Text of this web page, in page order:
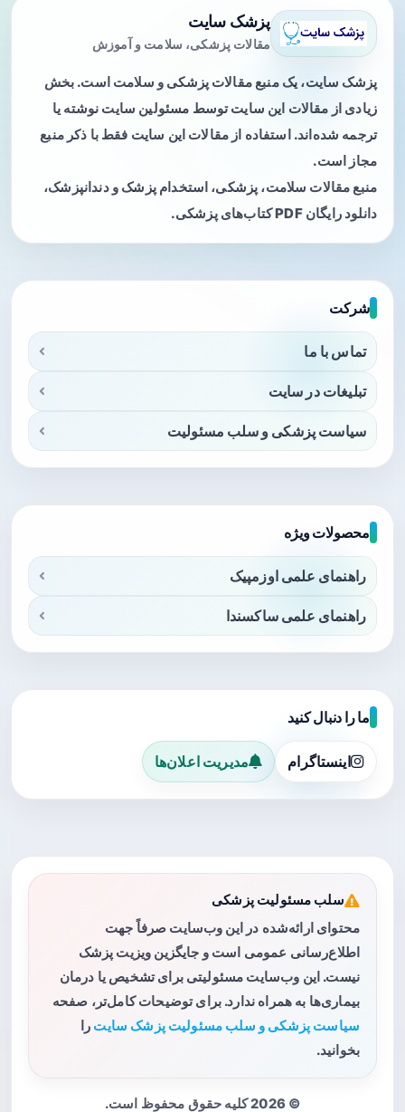
پزشک سایت
مقالات پزشکی، سلامت و آموزش
پزشک سایت، یک منبع مقالات پزشکی و سلامت است. بخش
زیادی از مقالات این سایت توسط مسئولین سایت نوشته یا
ترجمه شده‌اند. استفاده از مقالات این سایت فقط با ذکر منبع
مجاز است.
منبع مقالات سلامت، پزشکی، استخدام پزشک و دندانپزشک،
دانلود رایگان PDF کتاب‌های پزشکی.
شرکت
تماس با ما
تبلیغات در سایت
سیاست پزشکی و سلب مسئولیت
محصولات ویژه
راهنمای علمی اوزمپیک
راهنمای علمی ساکسندا
ما را دنبال کنید
اینستاگرام مدیریت اعلان‌ها
سلب مسئولیت پزشکی
محتوای ارائه‌شده در این وب‌سایت صرفاً جهت
اطلاع‌رسانی عمومی است و جایگزین ویزیت پزشک
نیست. این وب‌سایت مسئولیتی برای تشخیص یا درمان
بیماری‌ها به همراه ندارد. برای توضیحات کامل‌تر، صفحه
سیاست پزشکی و سلب مسئولیت پزشک سایت را
بخوانید.
© 2026 کلیه حقوق محفوظ است.